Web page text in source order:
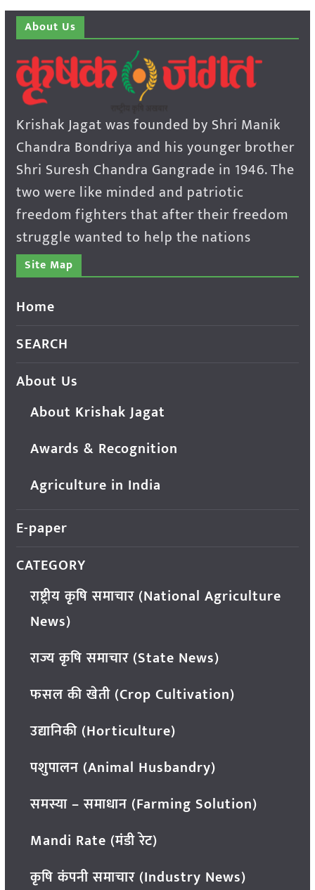
About Us
Krishak Jagat was founded by Shri Manik
Chandra Bondriya and his younger brother
Shri Suresh Chandra Gangrade in 1946. The
two were like minded and patriotic
freedom fighters that after their freedom
struggle wanted to help the nations
Site Map
Home
SEARCH
About Us
About Krishak Jagat
Awards & Recognition
Agriculture in India
E-paper
CATEGORY
राष्ट्रीय कृषि समाचार (National Agriculture
News)
राज्य कृषि समाचार (State News)
फसल की खेती (Crop Cultivation)
उद्यानिकी (Horticulture)
पशुपालन (Animal Husbandry)
समस्या – समाधान (Farming Solution)
Mandi Rate (मंडी रेट)
कृषि कंपनी समाचार (Industry News)